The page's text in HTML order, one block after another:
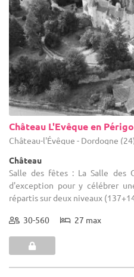
Château L'Evêque en
Château-l'Évêque - Dordogne
Château
Salle des fêtes : La Salle des
d'exception pour y célébrer
répartis sur deux niveaux
30-560 27 max